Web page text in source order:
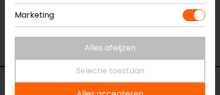
Eindhoven, Vianen of Apeldoorn. In de winkels kun je
het product bekijken & passen en staan onze
textiele motorjassen.
Specificaties
Marketing
Alles afwijzen
Selectie toestaan